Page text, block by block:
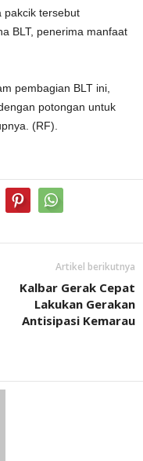
pakcik tersebut
BLT, penerima manfaat
pembagian BLT ini,
potongan untuk
(RF).
Artikel berikutnya
Kalbar Gerak Cepat
Lakukan Gerakan
Antisipasi Kemarau